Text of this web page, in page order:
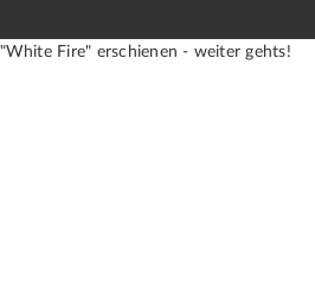
"White Fire" erschienen - weiter gehts!